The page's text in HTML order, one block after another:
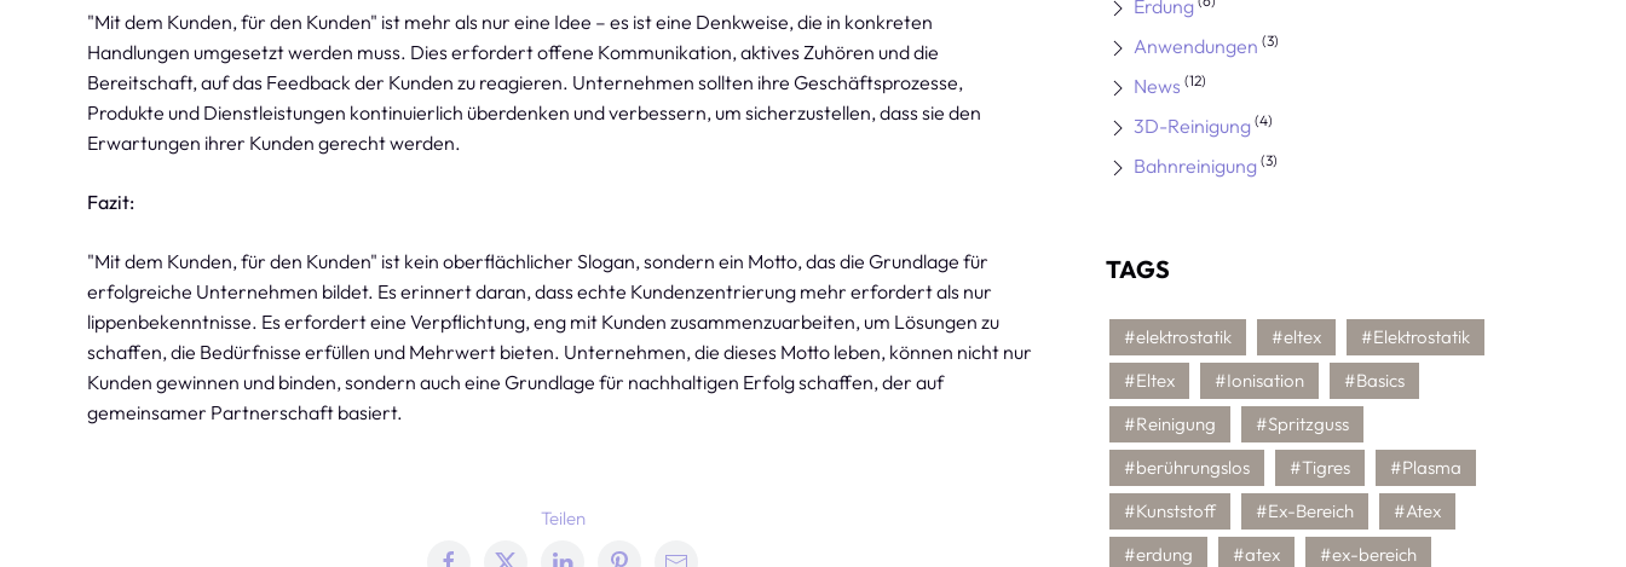
"Mit dem Kunden, für den Kunden" ist mehr als nur eine Idee – es ist eine Denkweise, die in konkreten
Handlungen umgesetzt werden muss. Dies erfordert offene Kommunikation, aktives Zuhören und die
Bereitschaft, auf das Feedback der Kunden zu reagieren. Unternehmen sollten ihre Geschäftsprozesse,
Produkte und Dienstleistungen kontinuierlich überdenken und verbessern, um sicherzustellen, dass sie den
Erwartungen ihrer Kunden gerecht werden.
Fazit:
"Mit dem Kunden, für den Kunden" ist kein oberflächlicher Slogan, sondern ein Motto, das die Grundlage für
erfolgreiche Unternehmen bildet. Es erinnert daran, dass echte Kundenzentrierung mehr erfordert als nur
lippenbekenntnisse. Es erfordert eine Verpflichtung, eng mit Kunden zusammenzuarbeiten, um Lösungen zu
schaffen, die Bedürfnisse erfüllen und Mehrwert bieten. Unternehmen, die dieses Motto leben, können nicht nur
Kunden gewinnen und binden, sondern auch eine Grundlage für nachhaltigen Erfolg schaffen, der auf
gemeinsamer Partnerschaft basiert.
Teilen
Erdung
Anwendungen (3)
News (12)
3D-Reinigung (4)
Bahnreinigung (3)
TAGS
#elektrostatik #eltex
#Elektrostatik
#Eltex
#Ionisation
#Basics
#Reinigung
#Spritzguss
#berührungslos
#Tigres
#Plasma
#Kunststoff
#Ex-Bereich
#Atex
#erdung
#atex
#ex-bereich